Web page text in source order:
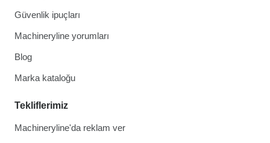
Güvenlik ipuçları
Machineryline yorumları
Blog
Marka kataloğu
Tekliflerimiz
Machineryline'da reklam ver